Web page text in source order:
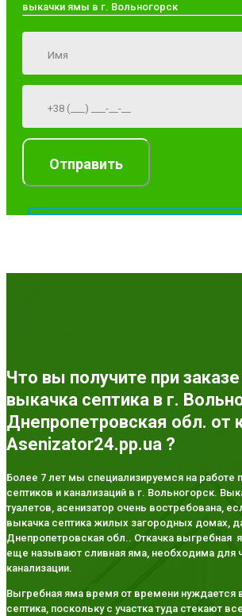
выкачки ямы в г. Вольногорск
Что вы получите при заказе
выкачка септика в г.
Днепропетровская обл. от
Asenizator24.pp.ua ?
Более 7 лет мы специализируемся на работе
септиков и канализаций в г. Вольногорск.
туалетов, асенизатор очень востребована,
выкачка септика жилых загородных домах,
Днепропетровская обл.. Откачка выгребная
еще называют сливная яма, необходима для
канализации.
Выгребная яма время от времени нуждается
септика, поскольку с участка туда стекают